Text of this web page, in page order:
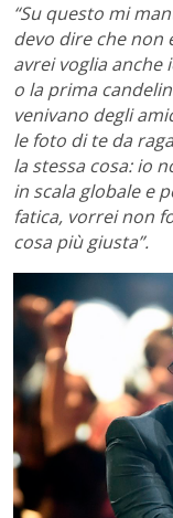
“Su questo mi
devo dire che non
avrei voglia anche
o la prima
venivano degli
le foto di te da
la stessa cosa: io
in scala globale e
fatica, vorrei non
cosa più giusta”.